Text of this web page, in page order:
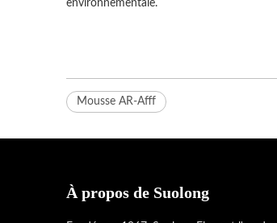
environnementale.
Mousse AR-Afff
À propos de Suolong